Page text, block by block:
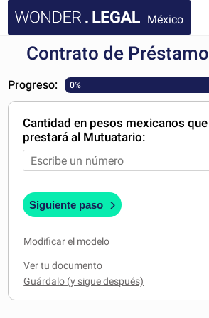
México
INICIO
DOCUMENTOS
FAQ
MI CUENTA
Contrato de
Progreso: 0%
Cantidad en pesos mexicanos
prestará al Mutuatario:
Siguiente paso
Modificar el modelo
Ver tu documento